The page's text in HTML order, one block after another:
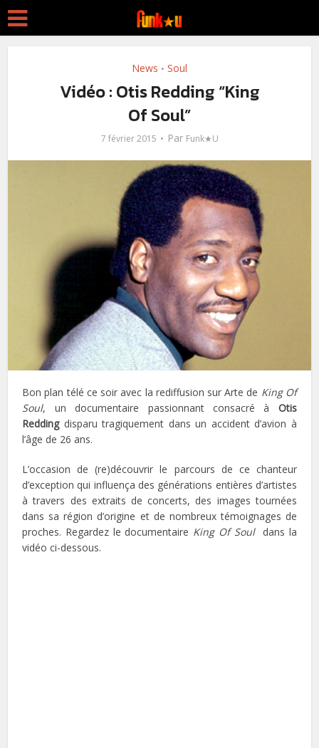
News • Soul
Vidéo : Otis Redding “King
Of Soul”
7 février 2015 Par Funk★U
Bon plan télé ce soir avec la rediffusion sur Arte de King Of
Soul, un documentaire passionnant consacré à Otis
Reddingdisparu tragiquement dans un accident d’avion à
l’âge de 26 ans.
L’occasion de (re)découvrir le parcours de ce chanteur
d’exception qui influença des générations entières d’artistes
à travers des extraits de concerts, des images tournées
dans sa région d’origine et de nombreux témoignages de
proches. Regardez le documentaire King Of Souldans la
vidéo ci-dessous.